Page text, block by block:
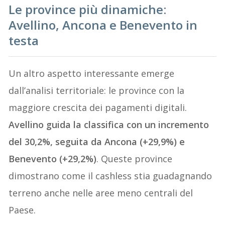
Le province più dinamiche:
Avellino, Ancona e Benevento in
testa
Un altro aspetto interessante emerge
dall’analisi territoriale: le province con la
maggiore crescita dei pagamenti digitali.
Avellino guida la classifica con un incremento
del 30,2%, seguita da Ancona (+29,9%) e
Benevento (+29,2%). Queste province
dimostrano come il cashless stia guadagnando
terreno anche nelle aree meno centrali del
Paese.